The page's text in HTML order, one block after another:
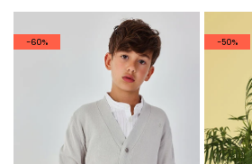
-60% -50%